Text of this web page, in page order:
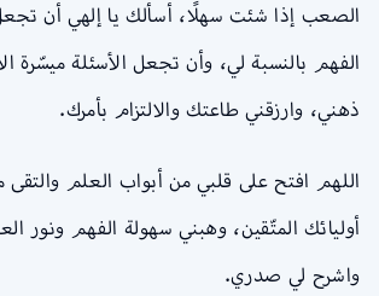
الصعب إذا شئت سهلًا، أسألك يا إلهي أن
الفهم بالنسبة لي، وأن تجعل الأسئلة ميسّرة
ذهني، وارزقني طاعتك والالتزام بأمرك.
اللهم افتح على قلبي من أبواب العلم والتقى
أوليائك المتّقين، وهبني سهولة الفهم ونور
واشرح لي صدري.